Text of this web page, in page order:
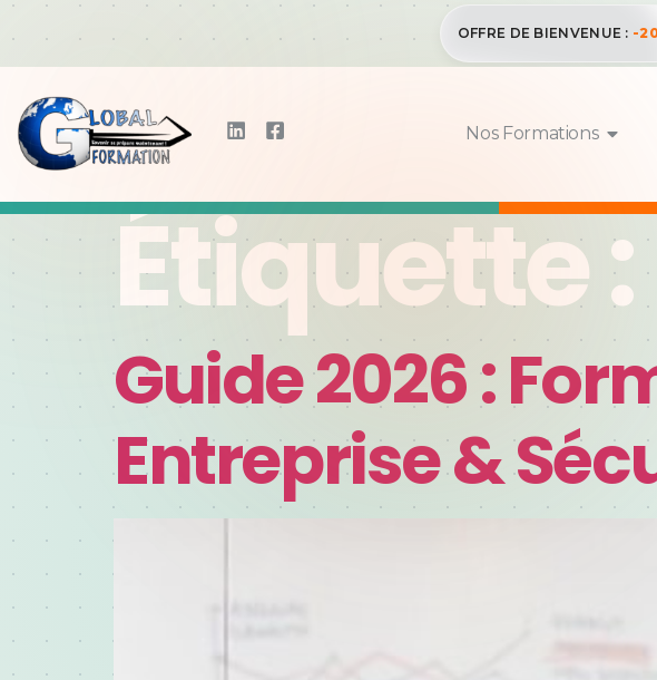
OFFRE DE BIENVENUE : -
Nos Formations
Étiquette :
Guide 2026 :
Entreprise &